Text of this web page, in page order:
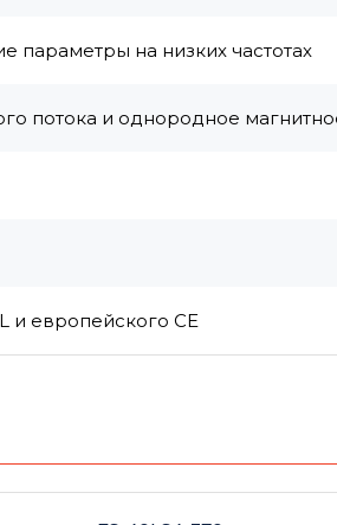
параметры на низких частотах
потока и однородное
и европейского CE